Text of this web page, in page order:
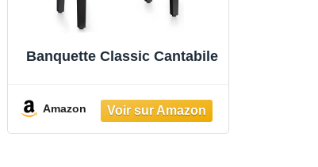
Banquette Classic Cantabile
Amazon